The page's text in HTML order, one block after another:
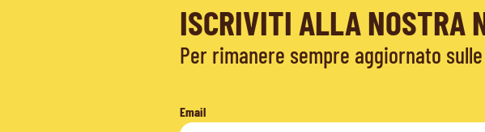
ISCRIVITI ALLA NOSTRA
Per rimanere sempre aggiornato
Email